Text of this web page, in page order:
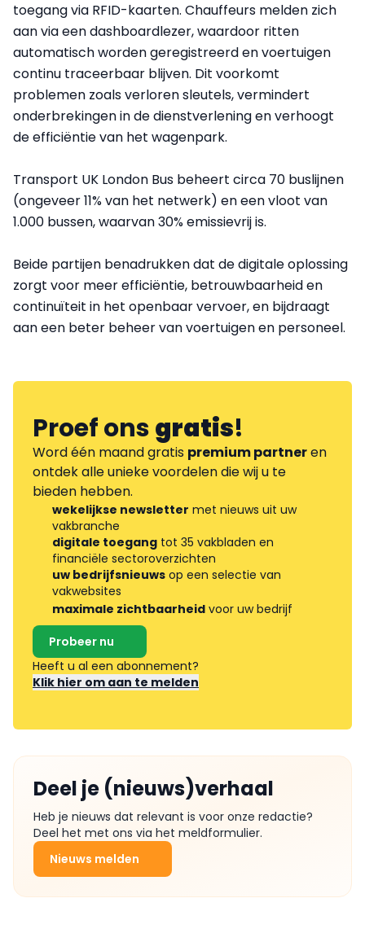
toegang via RFID-kaarten. Chauffeurs melden zich
aan via een dashboardlezer, waardoor ritten
automatisch worden geregistreerd en voertuigen
continu traceerbaar blijven. Dit voorkomt
problemen zoals verloren sleutels, vermindert
onderbrekingen in de dienstverlening en verhoogt
de efficiëntie van het wagenpark.
Transport UK London Bus beheert circa 70 buslijnen
(ongeveer 11% van het netwerk) en een vloot van
1.000 bussen, waarvan 30% emissievrij is.
Beide partijen benadrukken dat de digitale oplossing
zorgt voor meer efficiëntie, betrouwbaarheid en
continuïteit in het openbaar vervoer, en bijdraagt
aan een beter beheer van voertuigen en personeel.
Proef onsgratis!
Word één maand gratis premium partneren
ontdek alle unieke voordelen die wij u te
bieden hebben.
wekelijkse newsletter met nieuws uit uw
vakbranche
digitale toegang tot 35 vakbladen en
financiële sectoroverzichten
uw bedrijfsnieuws op een selectie van
vakwebsites
maximale zichtbaarheid voor uw bedrijf
Probeer nu
Heeft u al een abonnement?
Klik hier om aan te melden
Deel je (nieuws)verhaal
Heb je nieuws dat relevant is voor onze redactie?
Deel het met ons via het meldformulier.
Nieuws melden